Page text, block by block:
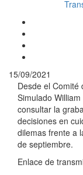
15/09/2021
Desde el Comité
Simulado
consultar la
decisiones en
dilemas frente a
de septiembre.
Enlace de